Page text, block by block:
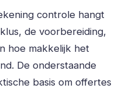
controle hangt
de voorbereiding,
hoe makkelijk het
De onderstaande
basis om offertes